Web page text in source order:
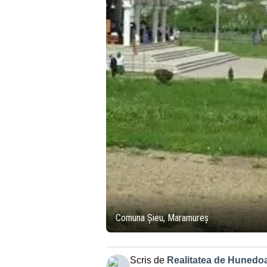
Comuna Șieu, Maramureș
Scris de Realitatea de